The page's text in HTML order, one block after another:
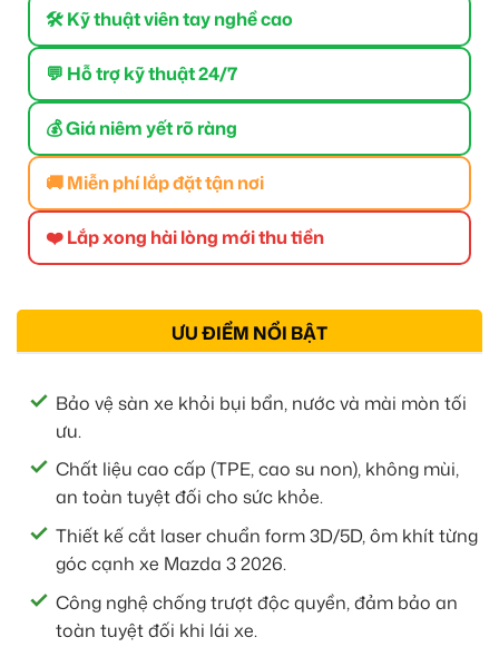
🛠 Kỹ thuật viên tay nghề cao
💬 Hỗ trợ kỹ thuật 24/7
💰 Giá niêm yết rõ ràng
🚚 Miễn phí lắp đặt tận nơi
❤️ Lắp xong hài lòng mới thu tiền
ƯU ĐIỂM NỔI BẬT
Bảo vệ sàn xe khỏi bụi bẩn, nước và mài mòn tối
ưu.
Chất liệu cao cấp (TPE, cao su non), không mùi,
an toàn tuyệt đối cho sức khỏe.
Thiết kế cắt laser chuẩn form 3D/5D, ôm khít từng
góc cạnh xe Mazda 3 2026.
Công nghệ chống trượt độc quyền, đảm bảo an
toàn tuyệt đối khi lái xe.